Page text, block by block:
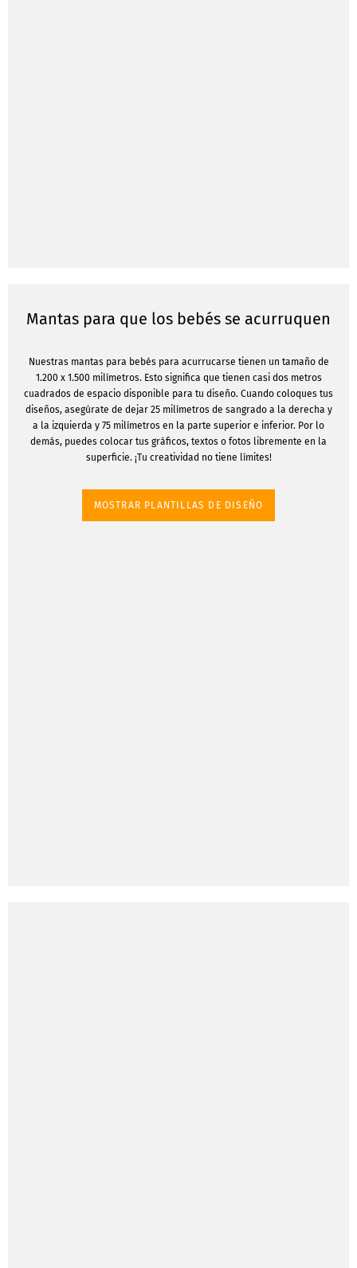
Mantas para que los bebés se acurruquen
Nuestras mantas para bebés para acurrucarse tienen un tamaño de
1.200 x 1.500 milímetros. Esto significa que tienen casi dos metros
cuadrados de espacio disponible para tu diseño. Cuando coloques tus
diseños, asegúrate de dejar 25 milímetros de sangrado a la derecha y
a la izquierda y 75 milímetros en la parte superior e inferior. Por lo
demás, puedes colocar tus gráficos, textos o fotos libremente en la
superficie. ¡Tu creatividad no tiene límites!
MOSTRAR PLANTILLAS DE DISEÑO